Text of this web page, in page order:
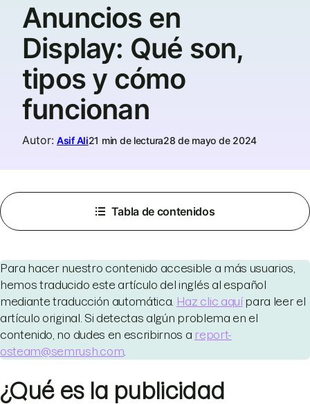
Anuncios en
Display: Qué son,
tipos y cómo
funcionan
Autor: Asif Ali21 min de lectura28 de mayo de 2024
Tabla de contenidos
Para hacer nuestro contenido accesible a más usuarios,
hemos traducido este artículo del inglés al español
mediante traducción automática. Haz clic aquípara leer el
artículo original. Si detectas algún problema en el
contenido, no dudes en escribirnos a report-
osteam@semrush.com
¿Qué es la publicidad